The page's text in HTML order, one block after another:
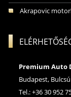
Akrapovic
Premium Auto
Budapest,
Tel.: +36 30 952